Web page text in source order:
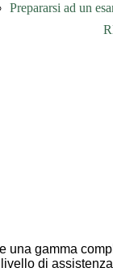
Prepararsi ad un
una gamma
di